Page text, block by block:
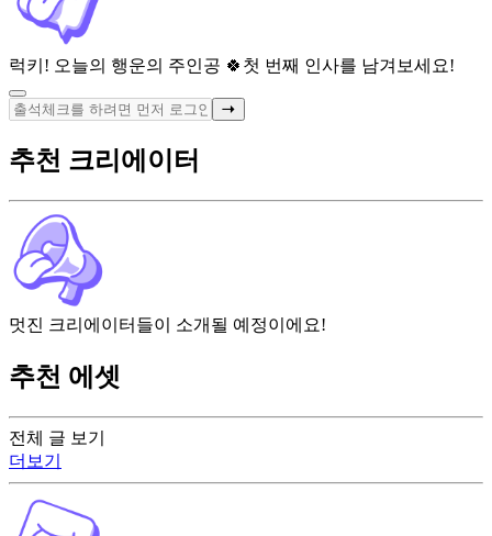
럭키! 오늘의 행운의 주인공 🍀 첫 번째 인사를 남겨보세요!
전체 글 보기
더보기
추천 크리에이터
멋진 크리에이터들이 소개될 예정이에요!
추천 에셋